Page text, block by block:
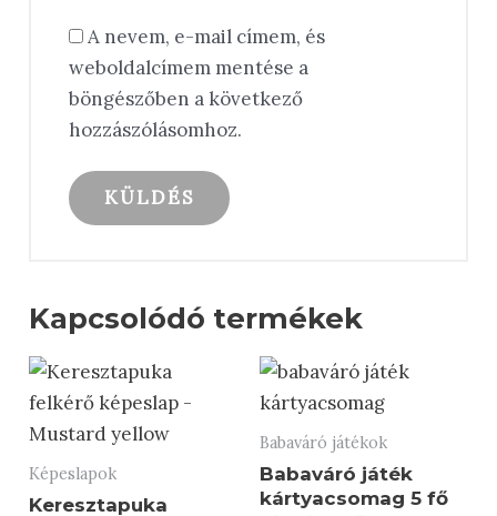
A nevem, e-mail címem, és
weboldalcímem mentése a
böngészőben a következő
hozzászólásomhoz.
Kapcsolódó termékek
Képeslapok
Keresztapuka
Babaváró játékok
Babaváró játék
kártyacsomag 5 fő